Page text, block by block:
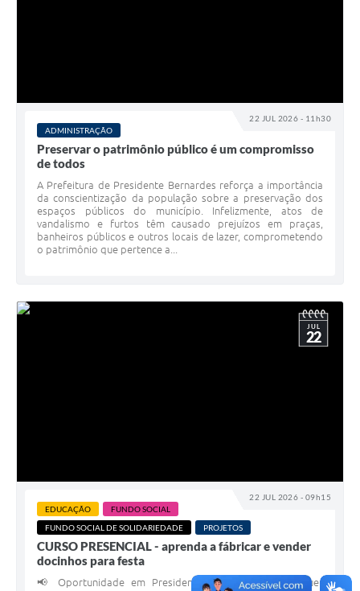
22 JUL 2026 - 11h30
ADMINISTRAÇÃO
Preservar o patrimônio público é um compromisso
de todos
A Prefeitura de Presidente Bernardes reforça a importância
da conscientização da população sobre a preservação dos
espaços públicos do município. Infelizmente, atos de
vandalismo e furtos têm causado prejuízos em praças,
banheiros públicos e outros locais de lazer, comprometendo
o patrimônio que pertence a...
22 JUL 2026 - 09h15
JUL
22
EDUCAÇÃO
FUNDO SOCIAL
FUNDO SOCIAL DE SOLIDARIEDADE
PROJETOS
CURSO PRESENCIAL - aprenda a fábricar e vender
docinhos para festa
📢 Oportunidade em Presidente Bernardes! 🍬 Quer